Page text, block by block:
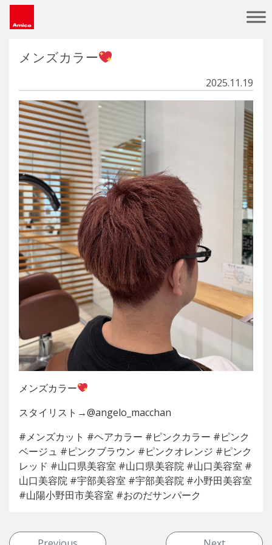
Main Navigation
メンズカラー
2025.11.19
メンズカラー
スタイリスト→@angelo_macchan
#メンズカット #ヘアカラー #ピンクカラー #ピンク
ベージュ #ピンクブラウン #ピンクオレンジ #ピンク
レッド #山口県美容室 #山口県美容院 #山口美容室 #
山口美容院 #宇部美容室 #宇部美容院 #小野田美容室
#山陽小野田市美容室 #おのだサンパーク